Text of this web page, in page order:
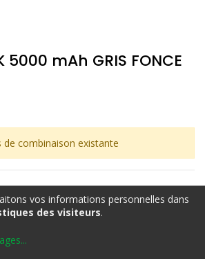
5000 mAh GRIS FONCE
de combinaison existante
vos informations personnelles dans
des visiteurs.
...